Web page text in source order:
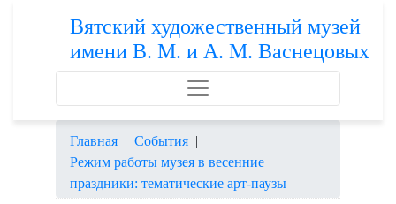
Вятский художественный музей
имени В. М. и А. М. Васнецовых
Главная | События |
Режим работы музея в весенние
праздники: тематические арт-паузы